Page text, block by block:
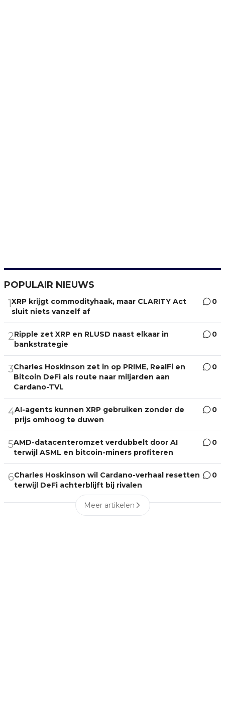
POPULAIR NIEUWS
1XRP krijgt commodityhaak, maar CLARITY Act
sluit niets vanzelf af
0
2Ripple zet XRP en RLUSD naast elkaar in
bankstrategie
0
3Charles Hoskinson zet in op PRIME, RealFi en
Bitcoin DeFi als route naar miljarden aan
Cardano-TVL
0
4AI-agents kunnen XRP gebruiken zonder de
prijs omhoog te duwen
0
5AMD-datacenteromzet verdubbelt door AI
terwijl ASML en bitcoin-miners profiteren
0
6Charles Hoskinson wil Cardano-verhaal resetten
terwijl DeFi achterblijft bij rivalen
0
Meer artikelen